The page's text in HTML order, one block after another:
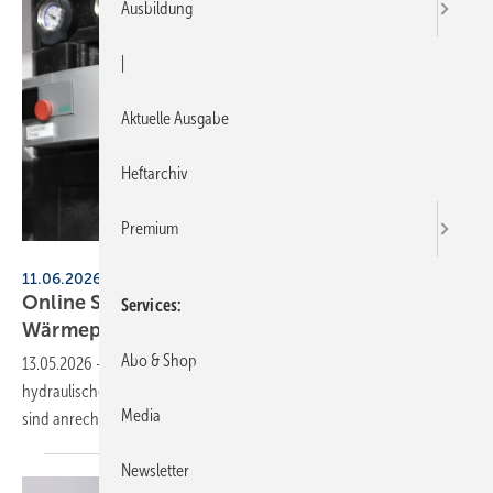
11.06.2026, 9:30 bis 17:30 Uhr, online
Online Schulung: Hydraulischer Ab­gleich an
Wärme­pumpen
13.05.2026 -
Der BWP veranstaltet eine Online-Schulung zum
hydraulischen Ab­gleich bei Wär­me­pum­pen. 8 Fort­bil­dungs­punkte
sind an­rechenbar.
Ausbildung
Aktuelle Ausgabe
Heftarchiv
Premium
Services
Abo & Shop
Media
Newsletter